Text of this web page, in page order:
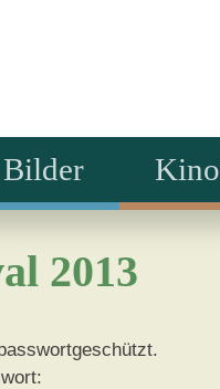
Bilder Kino
2013